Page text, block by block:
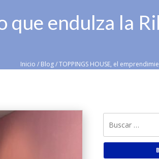
que endulza la
Inicio / Blog/TOPPINGS HOUSE, el